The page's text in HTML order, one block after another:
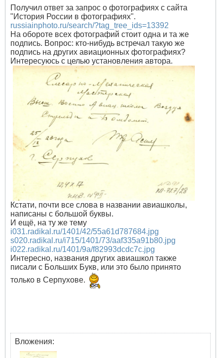
Получил ответ за запрос о фотографиях с сайта
"История России в фотографиях".
russiainphoto.ru/search/?tag_tree_ids=13392
На обороте всех фотографий стоит одна и та же
подпись. Вопрос: кто-нибудь встречал такую же
подпись на других авиационных фотографиях?
Интересуюсь с целью установления автора.
Кстати, почти все слова в названии авиашколы,
написаны с большой буквы.
И ещё, на ту же тему
i031.radikal.ru/1401/42/55a61d787684.jpg
s020.radikal.ru/i715/1401/73/aaf335a91b80.jpg
i022.radikal.ru/1401/9a/f82993dcdc7c.jpg
Интересно, названия других авиашкол также
писали с Больших Букв, или это было принято
только в Серпухове.
Вложения: